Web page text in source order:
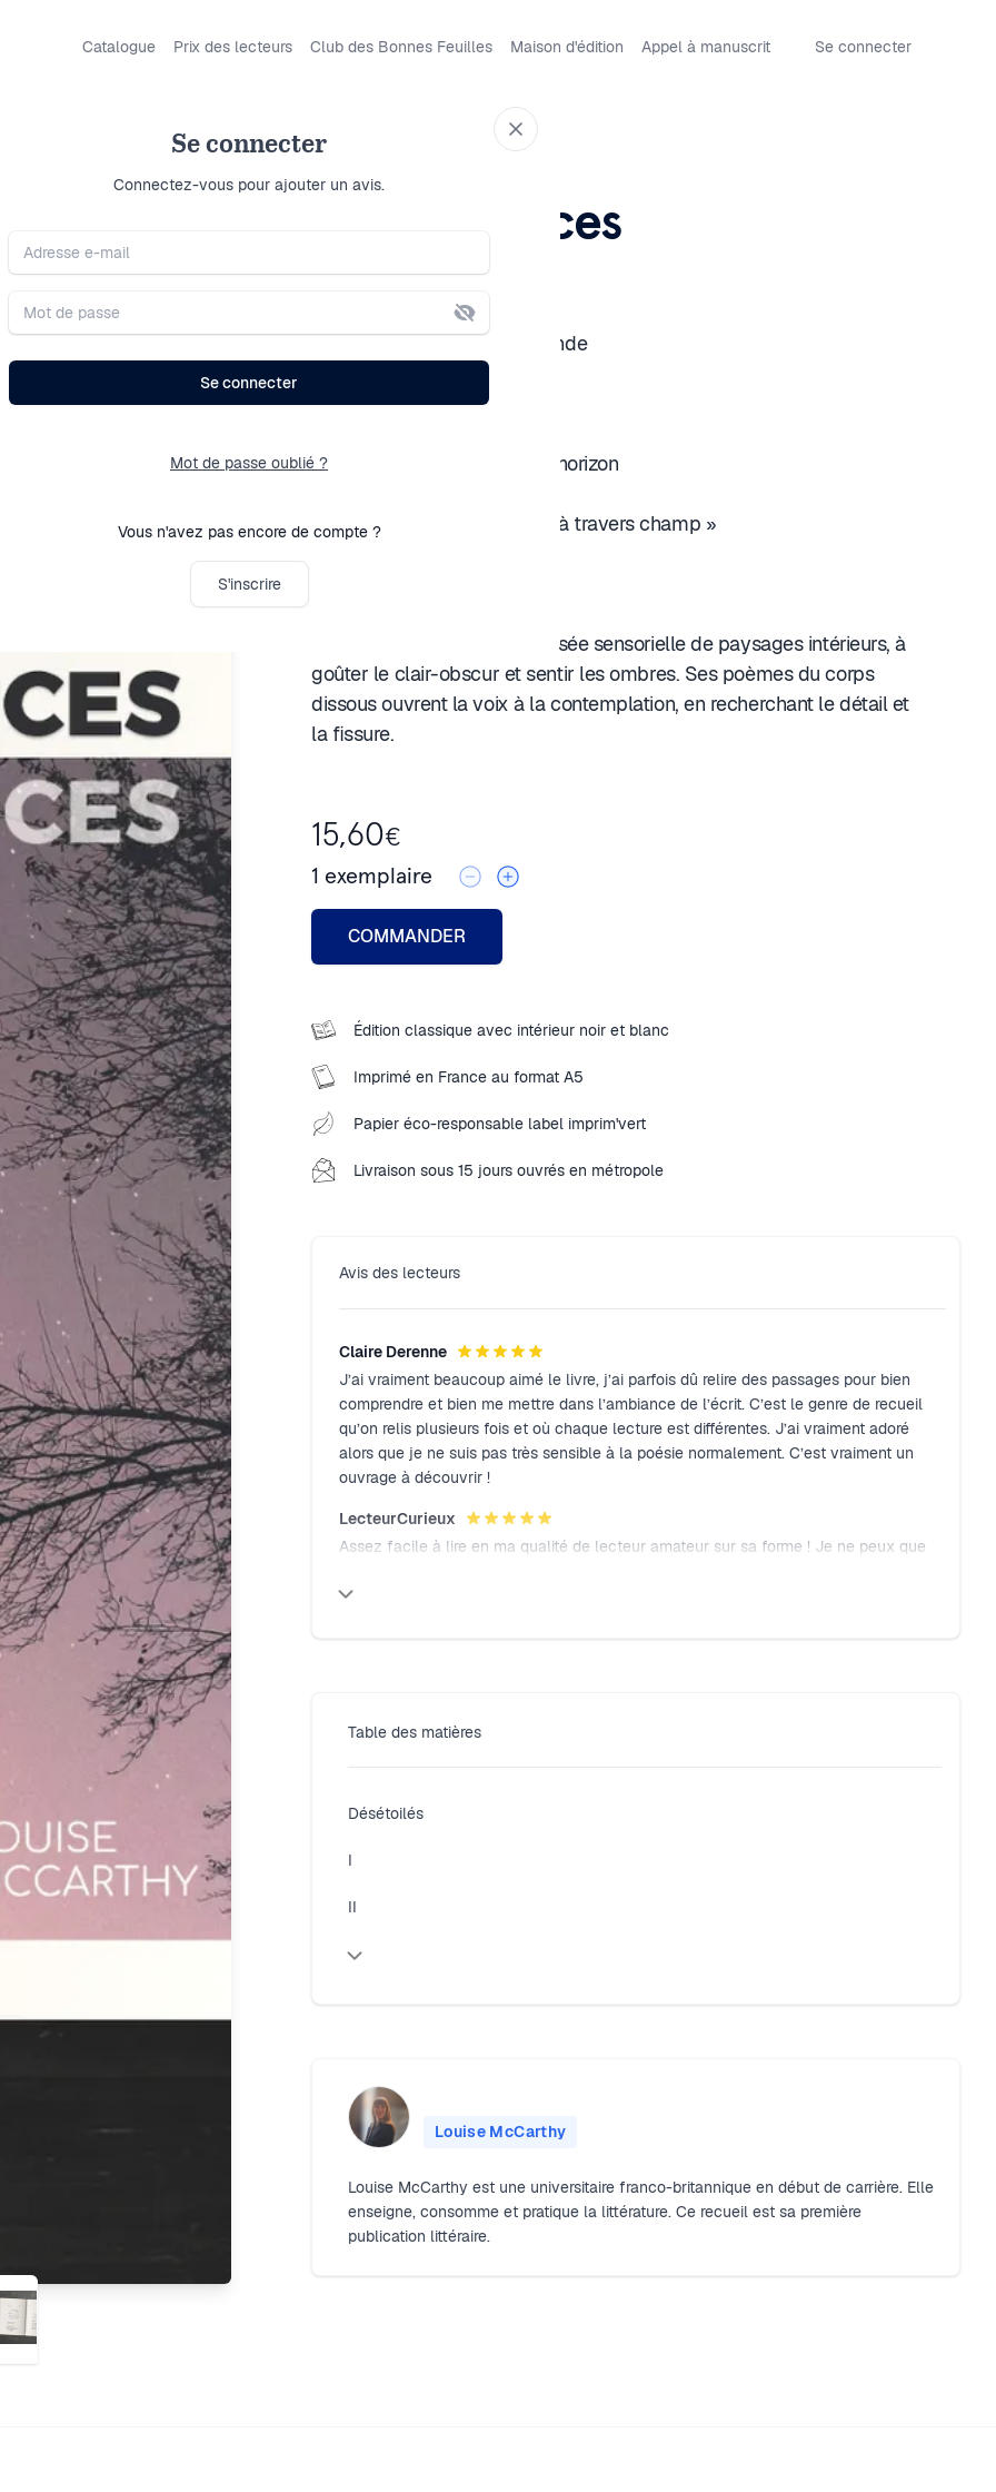
Catalogue Prix des lecteurs Club des Bonnes Feuilles Maison d'édition Appel à manuscrit Se connecter
Louise McCarthy
Opalescences
« Il faut prendre le temps
Dilaté dans la pupille du monde
Plisser les yeux pour goûter
Aux lettres qui se serrent à l’horizon
Mots semés en poudre folle à travers champ »
Ce recueil invite à une traversée sensorielle de paysages intérieurs, à
goûter le clair-obscur et sentir les ombres. Ses poèmes du corps
dissous ouvrent la voix à la contemplation, en recherchant le détail et
la fissure.
15,60€
1 exemplaire
COMMANDER
Édition classique avec intérieur noir et blanc
Imprimé en France au format A5
Papier éco-responsable label imprim'vert
Livraison sous 15 jours ouvrés en métropole
Avis des lecteurs
Claire Derenne
J’ai vraiment beaucoup aimé le livre, j’ai parfois dû relire des passages pour bien
comprendre et bien me mettre dans l’ambiance de l’écrit. C’est le genre de recueil
qu’on relis plusieurs fois et où chaque lecture est différentes. J’ai vraiment adoré
alors que je ne suis pas très sensible à la poésie normalement. C’est vraiment un
ouvrage à découvrir !
LecteurCurieux
Assez facile à lire en ma qualité de lecteur amateur sur sa forme ! Je ne peux que
Table des matières
Désétoilés
I
II
Louise McCarthy
Louise McCarthy est une universitaire franco-britannique en début de carrière. Elle
enseigne, consomme et pratique la littérature. Ce recueil est sa première
publication littéraire.
Se connecter
Connectez-vous pour ajouter un avis.
Se connecter
Mot de passe oublié ?
Vous n'avez pas encore de compte ?
S'inscrire